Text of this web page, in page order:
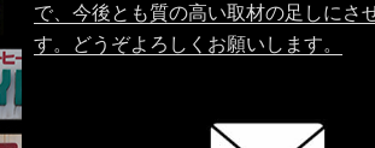
で、今後とも質の高い取材の足しにさ
す。どうぞよろしくお願いします。